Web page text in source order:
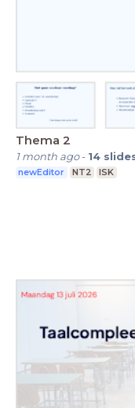
Thema 2
1 month ago- 14
newEditor NT2 ISK